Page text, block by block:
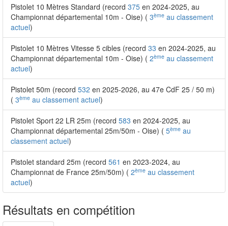
Pistolet 10 Mètres Standard (record 375 en 2024-2025, au
Championnat départemental 10m - Oise) ( 3ème au classement
actuel)
Pistolet 10 Mètres Vitesse 5 cibles (record 33 en 2024-2025, au
Championnat départemental 10m - Oise) ( 2ème au classement
actuel)
Pistolet 50m (record 532 en 2025-2026, au 47e CdF 25 / 50 m)
( 3ème au classement actuel)
Pistolet Sport 22 LR 25m (record 583 en 2024-2025, au
Championnat départemental 25m/50m - Oise) ( 5ème au
classement actuel)
Pistolet standard 25m (record 561 en 2023-2024, au
Championnat de France 25m/50m) ( 2ème au classement
actuel)
Résultats en compétition